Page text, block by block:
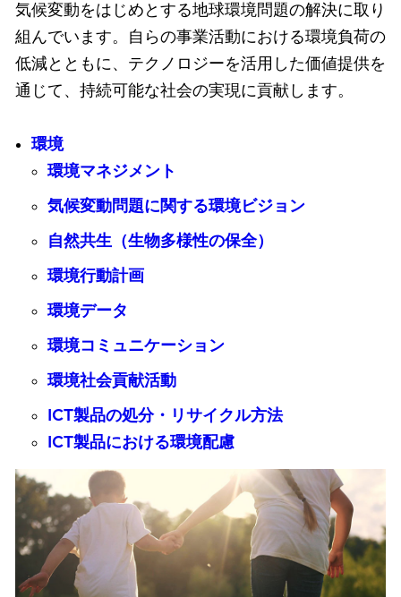
気候変動をはじめとする地球環境問題の解決に取り
組んでいます。自らの事業活動における環境負荷の
低減とともに、テクノロジーを活用した価値提供を
通じて、持続可能な社会の実現に貢献します。
環境
環境マネジメント
気候変動問題に関する環境ビジョン
自然共生（生物多様性の保全）
環境行動計画
環境データ
環境コミュニケーション
環境社会貢献活動
ICT製品の処分・リサイクル方法
ICT製品における環境配慮